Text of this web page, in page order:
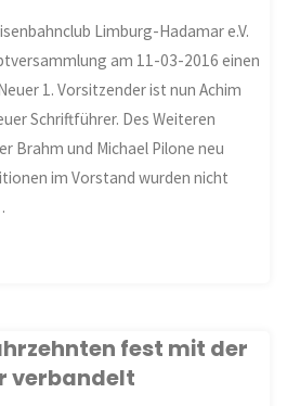
Limburg-Hadamar e.V.
am 11-03-2016 einen
1. Vorsitzender ist nun Achim
Schriftführer. Des Weiteren
Brahm und Michael Pilone neu
im Vorstand wurden nicht
fest mit der
verbandelt